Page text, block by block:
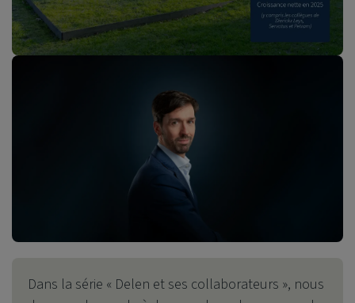
Dans la série « Delen et ses collaborateurs », nous